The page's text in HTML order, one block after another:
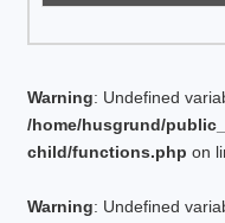
Warning: Undefined
/home/husgrund/
child/functions.php on
Warning: Undefined